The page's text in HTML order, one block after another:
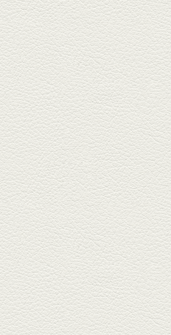
い夏...
2025年6月13日放送
ﾊﾓの季節野菜あんかけ＆
どんぐりﾎﾟｰｸ西京焼き
西銀座通り、若き和の料理人の
名店「旬味こさか」で夏の味を
堪能...
2025年5月23日放送
明太もちチーズもんじゃ
銀座中通りで深夜３時まで営業
している「もんじゃ焼きかめの
や」...
2025年5月2日放送
ミックス水餃子＆麻婆豆
腐
新水前寺駅そばの人気店「中華
料理 福来亭」へ。「しろ」ロッ
ク...
2025年4月11日放送
きびなごの塩焼き＆黒豚
しゃぶしゃぶ
春の[熊本屋台村]で昼飲みの刻。
[かごっま屋台 黒で乾杯]で「銀...